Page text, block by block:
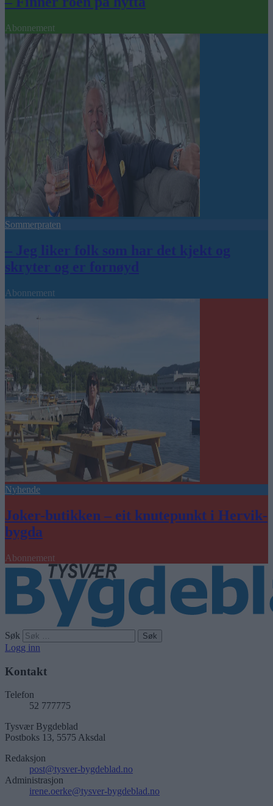
Abonnement
Sommerpraten
– Jeg liker folk som har det kjekt og
skryter og er fornøyd
Abonnement
Nyhende
Joker-butikken – eit knutepunkt i Hervik-
bygda
Abonnement
Søk
Logg inn
Kontakt
Telefon
52 777775
Tysvær Bygdeblad
Postboks 13, 5575 Aksdal
Redaksjon
post@tysver-bygdeblad.no
Administrasjon
irene.oerke@tysver-bygdeblad.no